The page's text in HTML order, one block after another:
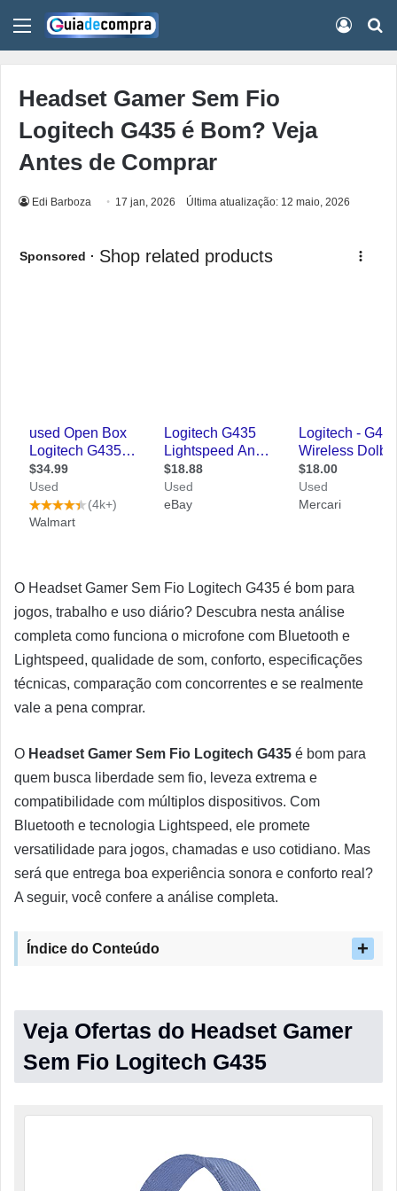
Menu
Headset Gamer Sem Fio
Logitech G435 é Bom? Veja
Antes de Comprar
Edi Barboza 17 jan, 2026 Última atualização: 12 maio, 2026
O Headset Gamer Sem Fio Logitech G435 é bom para
jogos, trabalho e uso diário? Descubra nesta análise
completa como funciona o microfone com Bluetooth e
Lightspeed, qualidade de som, conforto, especificações
técnicas, comparação com concorrentes e se realmente
vale a pena comprar.
O Headset Gamer Sem Fio Logitech G435 é bom para
quem busca liberdade sem fio, leveza extrema e
compatibilidade com múltiplos dispositivos. Com
Bluetooth e tecnologia Lightspeed, ele promete
versatilidade para jogos, chamadas e uso cotidiano. Mas
será que entrega boa experiência sonora e conforto real?
A seguir, você confere a análise completa.
Índice do Conteúdo
Veja Ofertas do Headset Gamer
Sem Fio Logitech G435